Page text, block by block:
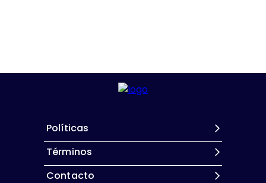
Políticas
Términos
Contacto